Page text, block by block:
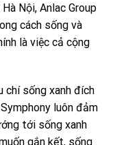
Nội, Anlac Group
cách sống và
là việc cả cộng
chí sống xanh đích
luôn đảm
tới sống xanh
gắn kết, sống